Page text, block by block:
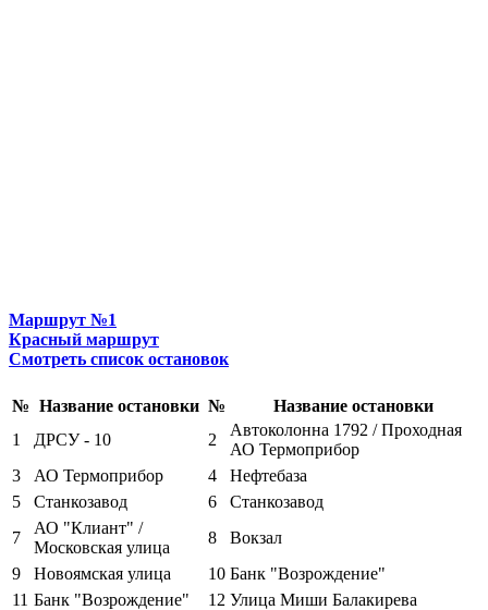
Маршрут №1
Красный маршрут
Смотреть список остановок
№ Название остановки №
Название остановки
1
ДРСУ - 10 2
Автоколонна 1792 / Проходная
АО Термоприбор
3
АО Термоприбор 4
Нефтебаза
5
Станкозавод 6
Станкозавод
7
АО "Клиант" /
Московская улица
8
Вокзал
9
Новоямская улица 10 Банк "Возрождение"
11 Банк "Возрождение" 12 Улица Миши Балакирева